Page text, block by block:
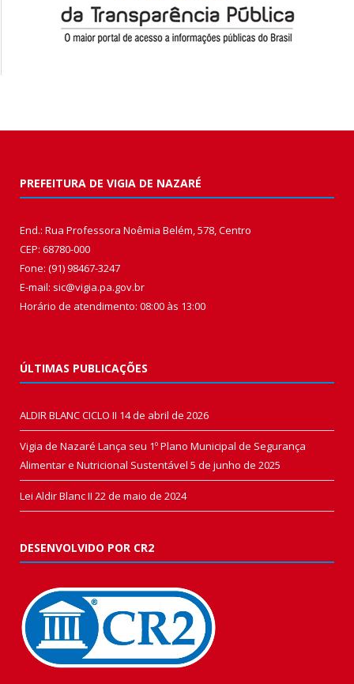
PREFEITURA DE VIGIA DE NAZARÉ
End.: Rua Professora Noêmia Belém, 578, Centro
CEP: 68780-000
Fone: (91) 98467-3247
E-mail: sic@vigia.pa.gov.br
Horário de atendimento: 08:00 às 13:00
ÚLTIMAS PUBLICAÇÕES
ALDIR BLANC CICLO II 14 de abril de 2026
Vigia de Nazaré Lança seu 1º Plano Municipal de Segurança
Alimentar e Nutricional Sustentável 5 de junho de 2025
Lei Aldir Blanc II 22 de maio de 2024
DESENVOLVIDO POR CR2